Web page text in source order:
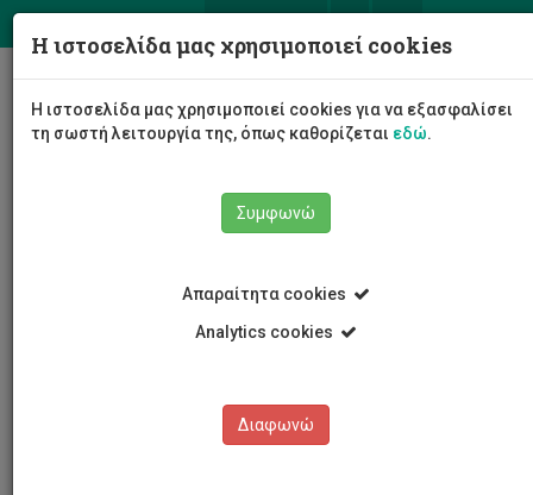
Η ιστοσελίδα μας χρησιμοποιεί cookies
Η ιστοσελίδα μας χρησιμοποιεί cookies για να εξασφαλίσει
τη σωστή λειτουργία της, όπως καθορίζεται εδώ.
Συμφωνώ
Απαραίτητα cookies
Analytics cookies
Διαφωνώ